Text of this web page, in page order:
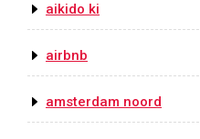
aikido ki
airbnb
amsterdam noord